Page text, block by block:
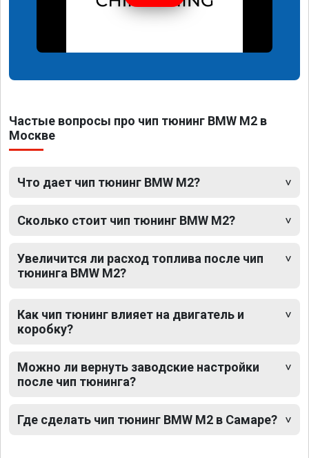
Частые вопросы про чип тюнинг BMW M2 в
Москве
Что дает чип тюнинг BMW M2?
Сколько стоит чип тюнинг BMW M2?
Увеличится ли расход топлива после чип
тюнинга BMW M2?
Как чип тюнинг влияет на двигатель и
коробку?
Можно ли вернуть заводские настройки
после чип тюнинга?
Где сделать чип тюнинг BMW M2 в Самаре?